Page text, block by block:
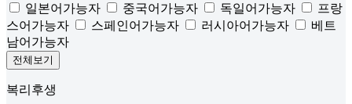
일본어가능자
중국어가능자 독일어가능자
프랑
스어가능자
스페인어가능자 러시아어가능자
베트
남어가능자
전체보기
복리후생